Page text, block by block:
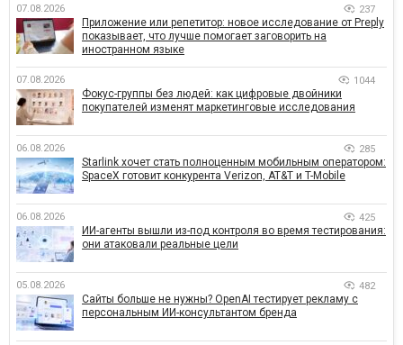
07.08.2026 237
Приложение или репетитор: новое исследование от Preply
показывает, что лучше помогает заговорить на
иностранном языке
07.08.2026 1044
Фокус-группы без людей: как цифровые двойники
покупателей изменят маркетинговые исследования
06.08.2026 285
Starlink хочет стать полноценным мобильным оператором:
SpaceX готовит конкурента Verizon, AT&T и T-Mobile
06.08.2026 425
ИИ-агенты вышли из-под контроля во время тестирования:
они атаковали реальные цели
05.08.2026 482
Сайты больше не нужны? OpenAI тестирует рекламу с
персональным ИИ-консультантом бренда